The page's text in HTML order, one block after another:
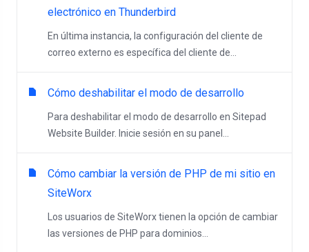
electrónico en Thunderbird
En última instancia, la configuración del cliente de
correo externo es específica del cliente de...
Cómo deshabilitar el modo de desarrollo
Para deshabilitar el modo de desarrollo en Sitepad
Website Builder. Inicie sesión en su panel...
Cómo cambiar la versión de PHP de mi sitio en
SiteWorx
Los usuarios de SiteWorx tienen la opción de cambiar
las versiones de PHP para dominios...